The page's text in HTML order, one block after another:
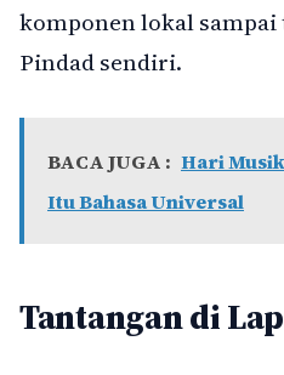
komponen lokal
Pindad sendiri.
BACA JUGA : Hari
Itu Bahasa Universal
Tantangan di